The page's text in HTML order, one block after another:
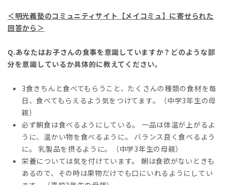
＜明光義塾のコミュニティサイト【メイコミュ】に寄せられた
回答から ＞
Q.あなたはお子さんの食事を意識していますか？どのような部
分を意識しているか具体的に教えてください。
3食きちんと食べてもらうこと、たくさんの種類の食材を毎
日、食べてもらえるよう気をつけてます。（中学3年生の母
親）
必ず朝食は食べるようにしている。 一品は体温が上がるよ
うに、温かい物を食べるように。 バランス良く食べるよう
に。 乳製品を摂るように。（中学3年生の母親）
栄養については気を付けています。 朝は食欲がないときも
あるので、その時は果物だけでも口にいれるようにしてい